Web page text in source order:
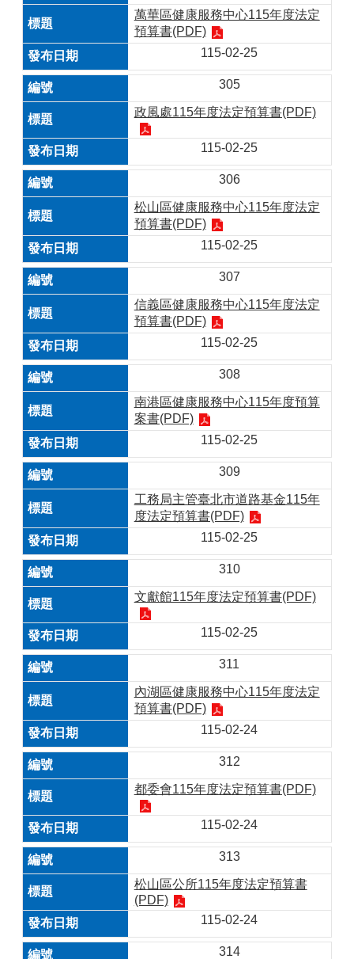
萬華區健康服務中心115年度法定
預算書(PDF)
115-02-25
305
政風處115年度法定預算書(PDF)
115-02-25
306
松山區健康服務中心115年度法定
預算書(PDF)
115-02-25
307
信義區健康服務中心115年度法定
預算書(PDF)
115-02-25
308
南港區健康服務中心115年度預算
案書(PDF)
115-02-25
309
工務局主管臺北市道路基金115年
度法定預算書(PDF)
115-02-25
310
文獻館115年度法定預算書(PDF)
115-02-25
311
內湖區健康服務中心115年度法定
預算書(PDF)
115-02-24
312
都委會115年度法定預算書(PDF)
115-02-24
313
松山區公所115年度法定預算書
(PDF)
115-02-24
314